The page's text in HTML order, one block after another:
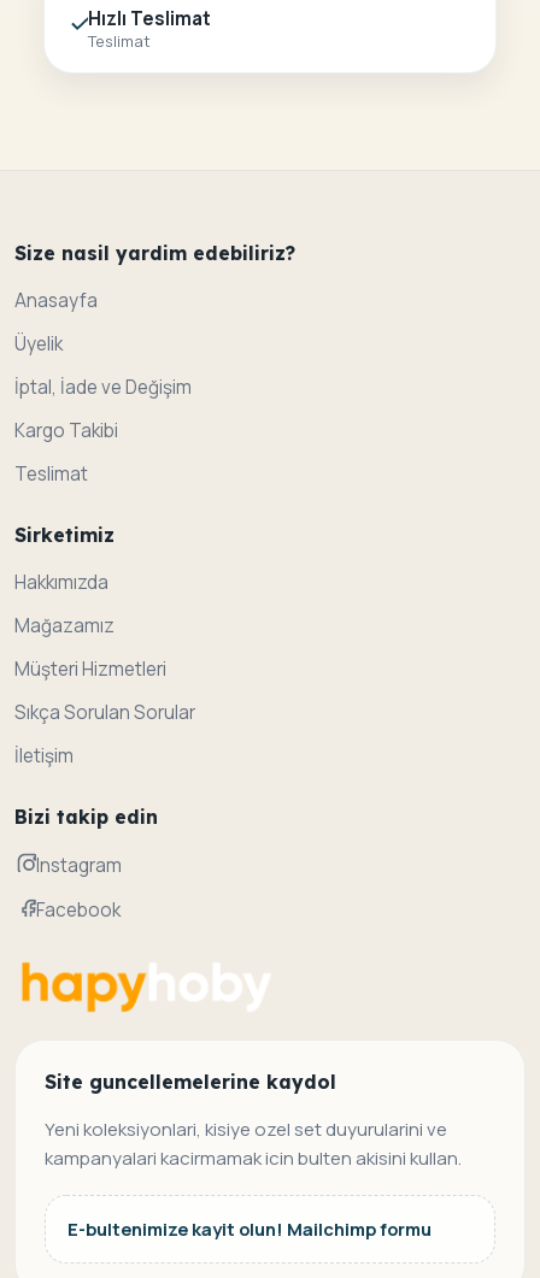
Hızlı Teslimat
Teslimat
Size nasil yardim edebiliriz?
Anasayfa
Üyelik
İptal, İade ve Değişim
Kargo Takibi
Teslimat
Sirketimiz
Hakkımızda
Mağazamız
Müşteri Hizmetleri
Sıkça Sorulan Sorular
İletişim
Bizi takip edin
Instagram
Facebook
Site guncellemelerine kaydol
Yeni koleksiyonlari, kisiye ozel set duyurularini ve
kampanyalari kacirmamak icin bulten akisini kullan.
E-bultenimize kayit olun! Mailchimp formu